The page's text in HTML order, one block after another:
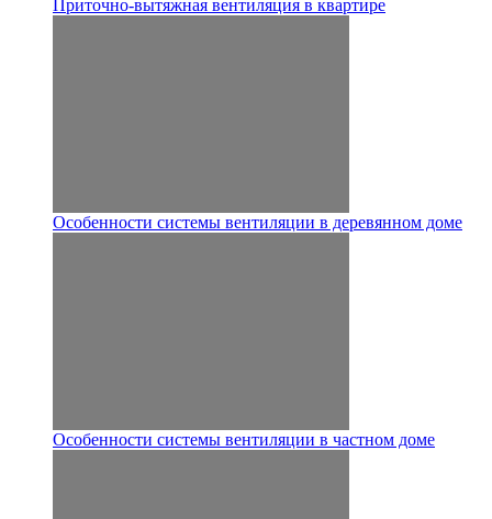
Приточно-вытяжная вентиляция в квартире
Особенности системы вентиляции в деревянном доме
Особенности системы вентиляции в частном доме